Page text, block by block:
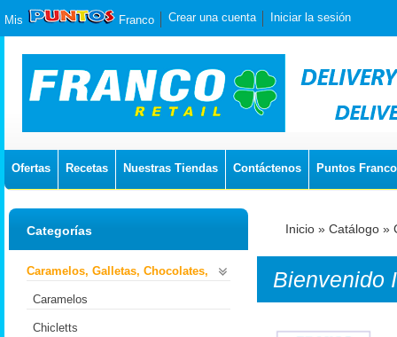
Mis Franco Crear una cuenta Iniciar la sesión
Ofertas Recetas Nuestras Tiendas Contáctenos Puntos Franco
Inicio » Catálogo »
Bienvenido
Categorías
Caramelos, Galletas, Chocolates,
Caramelos
Chicletts